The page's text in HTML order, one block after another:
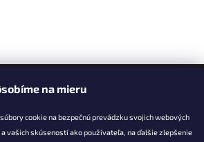
na mieru
cookie na bezpečnú prevádzku svojich webových
vašich skúseností ako používateľa, na ďalšie zlepšenie